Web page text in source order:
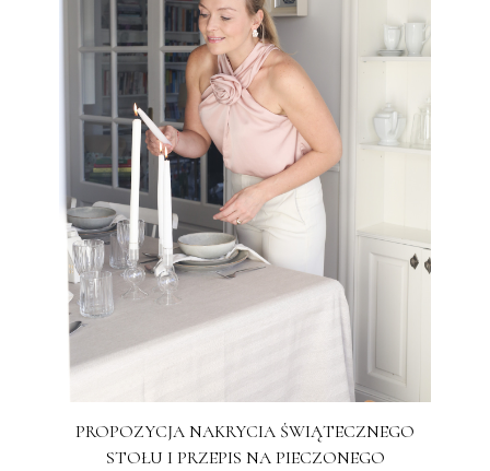
PROPOZYCJA NAKRYCIA ŚWIĄTECZNEGO
STOŁU I PRZEPIS NA PIECZONEGO